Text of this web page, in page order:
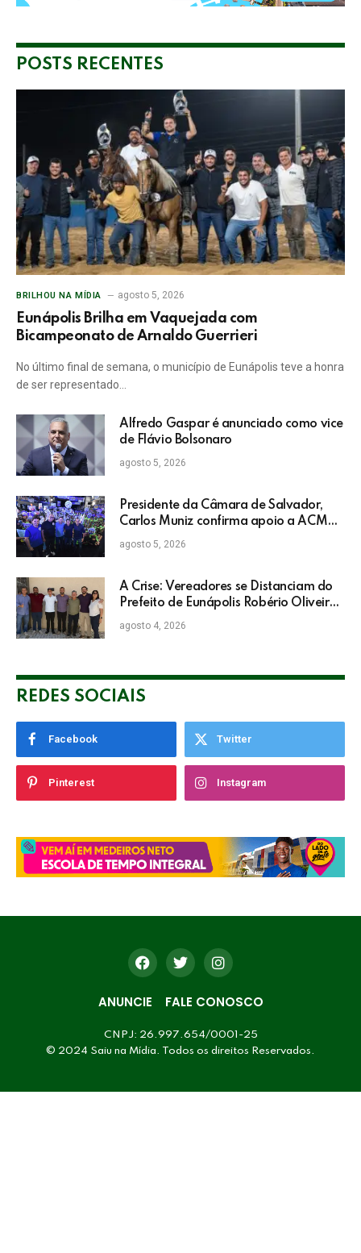
POSTS RECENTES
BRILHOU NA MÍDIA agosto 5, 2026
Eunápolis Brilha em Vaquejada com
Bicampeonato de Arnaldo Guerrieri
No último final de semana, o município de Eunápolis teve a honra
de ser representado…
Alfredo Gaspar é anunciado como vice
de Flávio Bolsonaro
agosto 5, 2026
Presidente da Câmara de Salvador,
Carlos Muniz confirma apoio a ACM
Neto: “Irei lutar voto a voto na sua
campanha”
agosto 5, 2026
A Crise: Vereadores se Distanciam do
Prefeito de Eunápolis Robério Oliveira
nas Eleições
agosto 4, 2026
REDES SOCIAIS
Facebook Twitter
Pinterest Instagram
ANUNCIE FALE CONOSCO
CNPJ: 26.997.654/0001-25
© 2024 Saiu na Mídia. Todos os direitos Reservados.